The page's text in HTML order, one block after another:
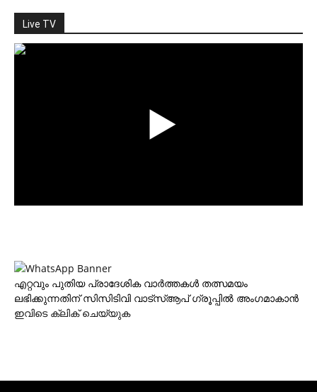
Live TV
എറ്റവും പുതിയ പ്രാദേശിക വാര്‍ത്തകള്‍ തത്സമയം
ലഭിക്കുന്നതിന് സിസിടിവി വാട്‌സ്ആപ് ഗ്രൂപ്പില്‍ അംഗമാകാന്‍
ഇവിടെ ക്ലിക് ചെയ്യുക